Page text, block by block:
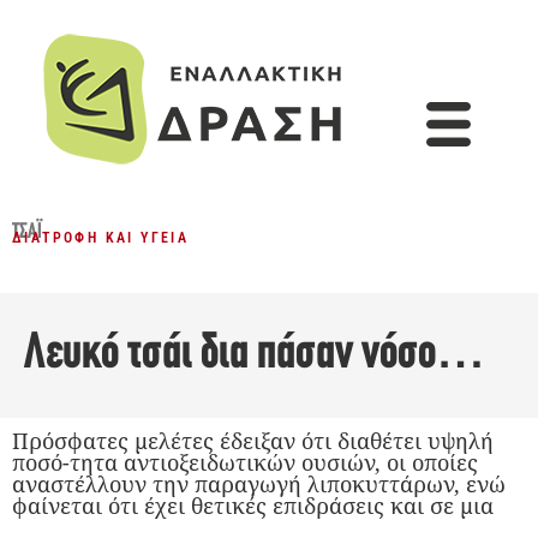
ΤΣΆΙ
ΔΙΑΤΡΟΦΉ ΚΑΙ ΥΓΕΊΑ
Λευκό τσάι δια πάσαν νόσο…
Πρόσφατες μελέτες έδειξαν ότι διαθέτει υψηλή
ποσό-τητα αντιοξειδωτικών ουσιών, οι οποίες
αναστέλλουν την παραγωγή λιποκυττάρων, ενώ
φαίνεται ότι έχει θετικές επιδράσεις και σε μια